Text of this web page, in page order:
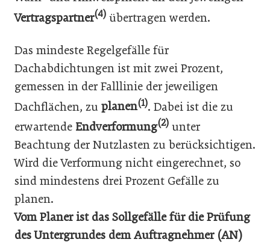
Vertragspartner(4) übertragen werden.
Das mindeste Regelgefälle für
Dachabdichtungen ist mit zwei Prozent,
gemessen in der Falllinie der jeweiligen
Dachflächen, zu planen(1). Dabei ist die zu
erwartende Endverformung(2) unter
Beachtung der Nutzlasten zu berücksichtigen.
Wird die Verformung nicht eingerechnet, so
sind mindestens drei Prozent Gefälle zu
planen.
Vom Planer ist das Sollgefälle für die Prüfung
des Untergrundes dem Auftragnehmer (AN)